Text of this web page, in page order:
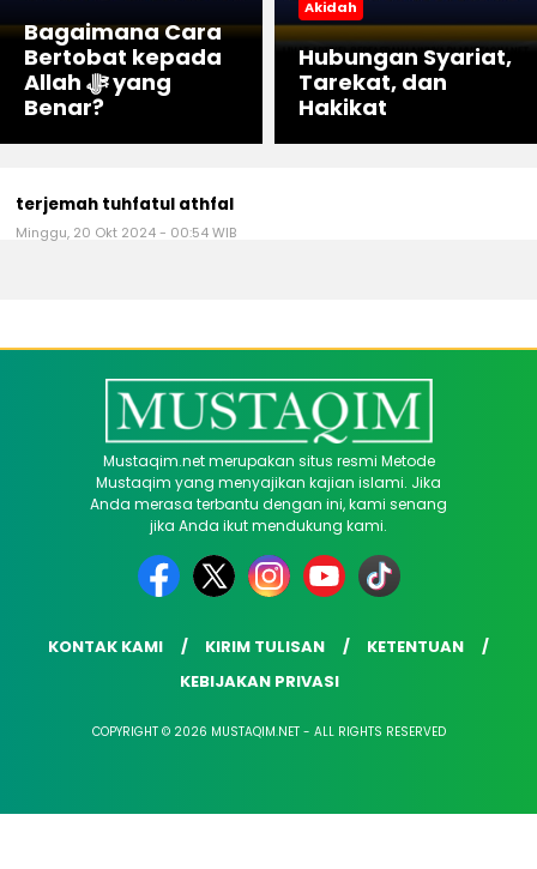
Bagaimana Cara
Bertobat kepada
Allah ﷻ yang
Benar?
Akidah
Hubungan Syariat,
Tarekat, dan
Hakikat
terjemah tuhfatul athfal
Minggu, 20 Okt 2024 - 00:54 WIB
Mustaqim.net merupakan situs resmi Metode
Mustaqim yang menyajikan kajian islami. Jika
Anda merasa terbantu dengan ini, kami senang
jika Anda ikut mendukung kami.
KONTAK KAMI KIRIM TULISAN
KETENTUAN
KEBIJAKAN PRIVASI
COPYRIGHT © 2026 MUSTAQIM.NET - ALL RIGHTS RESERVED